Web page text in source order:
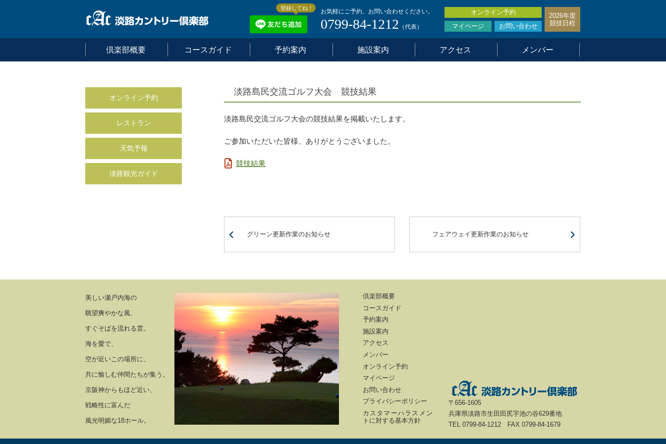
2026年度
競技日程
オンライン予約
マイページ
お問い合わせ
お気軽にご予約、お問い合わせください。
0799-84-1212 （代表）
倶楽部概要 コースガイド 予約案内 施設案内 アクセス メンバー
登録してね！
淡路島民交流ゴルフ大会 競技結果
淡路島民交流ゴルフ大会の競技結果を掲載いたします。
ご参加いただいた皆様、ありがとうございました。
競技結果
グリーン更新作業のお知らせ フェアウェイ更新作業のお知らせ
オンライン予約
レストラン
天気予報
淡路観光ガイド
美しい瀬戸内海の
眺望爽やかな風、
すぐそばを流れる雲。
海を愛で、
空が近いこの場所に、
共に愉しむ仲間たちが集う。
京阪神からもほど近い、
戦略性に富んだ
風光明媚な18ホール。
倶楽部概要
コースガイド
予約案内
施設案内
アクセス
メンバー
オンライン予約
マイページ
お問い合わせ
プライバシーポリシー
カスタマーハラスメン
トに対する基本方針
〒656-1605
兵庫県淡路市生田田尻字池の谷629番地
TEL 0799-84-1212 FAX 0799-84-1679